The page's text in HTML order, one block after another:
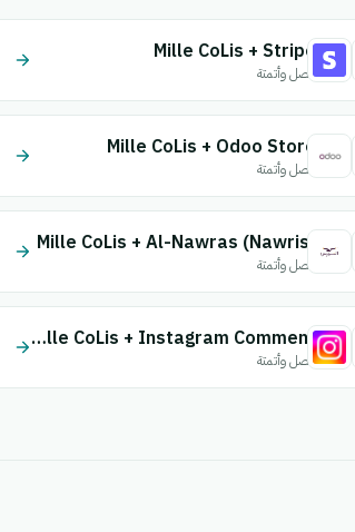
Mille CoLis + Stripe
اتصل وأتمتة
Mille CoLis + Odoo Store
اتصل وأتمتة
Mille CoLis + Al-Nawras (Nawris)
اتصل وأتمتة
Mille CoLis + Instagram Comment
اتصل وأتمتة